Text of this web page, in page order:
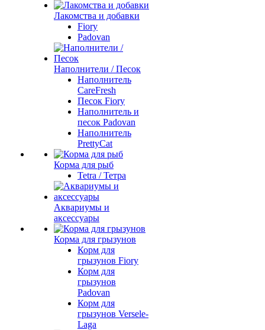
Лакомства и добавки
Fiory
Padovan
Наполнители / Песок
Наполнитель
CareFresh
Песок Fiory
Наполнитель и
песок Padovan
Наполнитель
PrettyCat
Корма для рыб
Tetra / Тетра
Аквариумы и
аксессуары
Корма для грызунов
Корм для
грызунов Fiory
Корм для
грызунов
Padovan
Корм для
грызунов Versele-
Laga